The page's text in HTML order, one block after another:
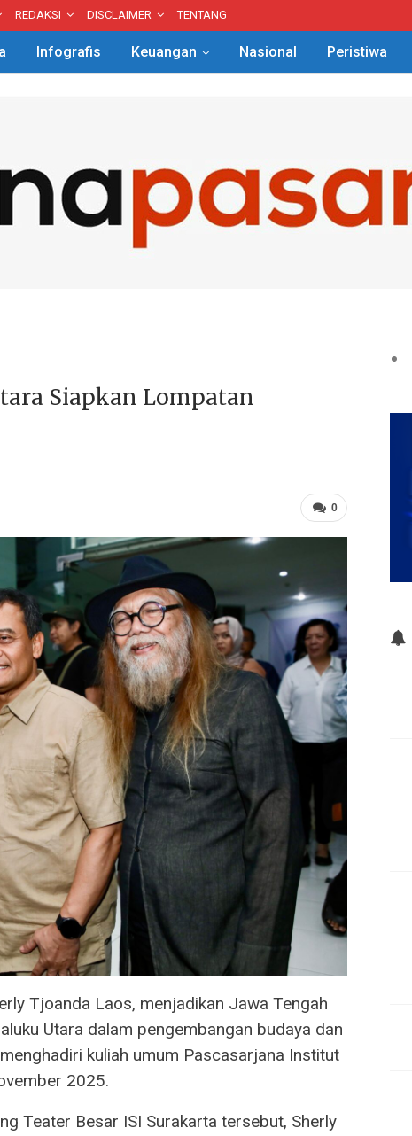
REDAKSI DISCLAIMER TENTANG
Infografis Keuangan Nasional Peristiwa
Siapkan Lompatan
0
Tjoanda Laos, menjadikan Jawa Tengah
Utara dalam pengembangan budaya dan
kuliah umum Pascasarjana Institut
2025.
Teater Besar ISI Surakarta tersebut, Sherly